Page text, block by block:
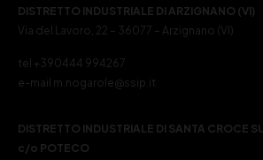
DISTRETTO INDUSTRIALE DI ARZIGNANO (VI)
Via del Lavoro, 22 – 36077 – Arzignano (VI)
tel +390444 994267
e-mail m.nogarole@ssip.it
DISTRETTO INDUSTRIALE DI SANTA CROCE
c/o POTECO